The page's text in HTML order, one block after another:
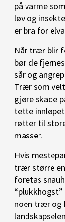
på varme
løv og
er bra for
Når trær blir
bør de
sår og
Trær som
gjøre skade
tette
røtter til
masser.
Hvis
trær større
foretas
noen trær og